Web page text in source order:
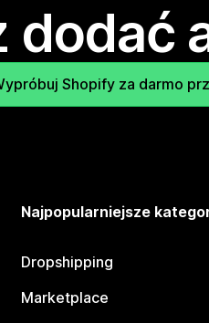
dodać
Shopify za darmo
Najpopularniejsze
Dropshipping
Marketplace